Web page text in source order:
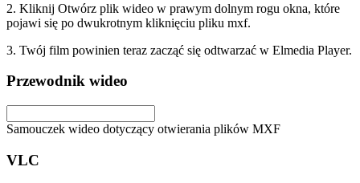
2. Kliknij Otwórz plik wideo w prawym dolnym rogu okna, które
pojawi się po dwukrotnym kliknięciu pliku mxf.
3. Twój film powinien teraz zacząć się odtwarzać w Elmedia Player.
Przewodnik wideo
Samouczek wideo dotyczący otwierania plików MXF
VLC